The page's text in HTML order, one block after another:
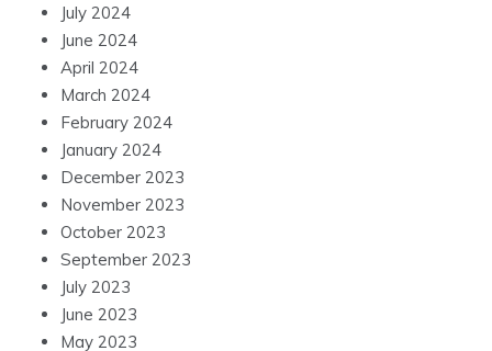
July 2024
June 2024
April 2024
March 2024
February 2024
January 2024
December 2023
November 2023
October 2023
September 2023
July 2023
June 2023
May 2023